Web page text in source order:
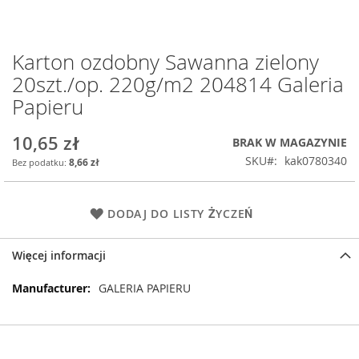
Przejdź
na
początek
galerii
Karton ozdobny Sawanna zielony
20szt./op. 220g/m2 204814 Galeria
Papieru
10,65 zł
8,66 zł
BRAK W MAGAZYNIE
SKU
kak0780340
DODAJ DO LISTY ŻYCZEŃ
Więcej informacji
Więcej
GALERIA PAPIERU